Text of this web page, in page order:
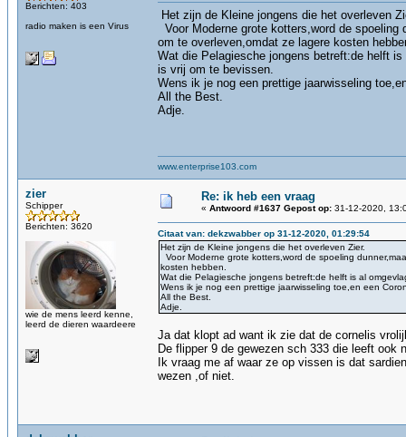
Berichten: 403
radio maken is een Virus
Het zijn de Kleine jongens die het overleven
Voor Moderne grote kotters,word de
om te overleven,omdat ze lagere kosten
Wat die Pelagiesche jongens betreft:de helft
is vrij om te bevissen.
Wens ik je nog een prettige jaarwisseling
All the Best.
Adje.
www.enterprise103.com
zier
Schipper
Berichten: 3620
wie de mens leerd kenne,
leerd de dieren waardeere
Re: ik heb een vraag
« Antwoord #1637 Gepost op: 31-12-2020,
Citaat van: dekzwabber op 31-12-2020, 01:29:54
Het zijn de Kleine jongens die het overleven Zier.
Voor Moderne grote kotters,word de spoeling
kosten hebben.
Wat die Pelagiesche jongens betreft:de helft is al
Wens ik je nog een prettige jaarwisseling toe,en een
All the Best.
Adje.
Ja dat klopt ad want ik zie dat de cornelis
De flipper 9 de gewezen sch 333 die leeft ook
Ik vraag me af waar ze op vissen is dat
wezen ,of niet.